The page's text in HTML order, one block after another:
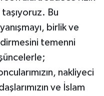
Bu
birlik ve
temenni
nakliyeci
ve İslam